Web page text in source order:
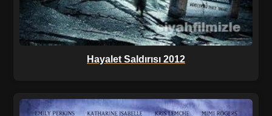
Hayalet Saldırısı 2012